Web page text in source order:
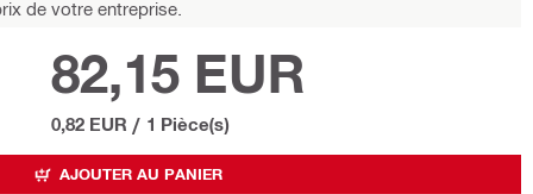
de votre entreprise.
82,15 EUR
0,82 EUR / 1 Pièce(s)
AJOUTER AU PANIER